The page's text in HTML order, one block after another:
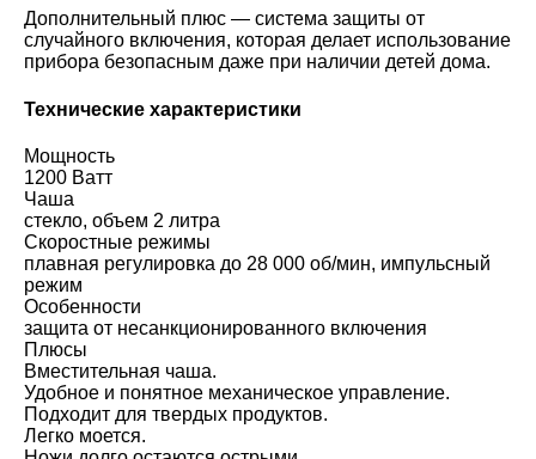
Дополнительный плюс — система защиты от
случайного включения, которая делает использование
прибора безопасным даже при наличии детей дома.
Технические характеристики
Мощность
1200 Ватт
Чаша
стекло, объем 2 литра
Скоростные режимы
плавная регулировка до 28 000 об/мин, импульсный
режим
Особенности
защита от несанкционированного включения
Плюсы
Вместительная чаша.
Удобное и понятное механическое управление.
Подходит для твердых продуктов.
Легко моется.